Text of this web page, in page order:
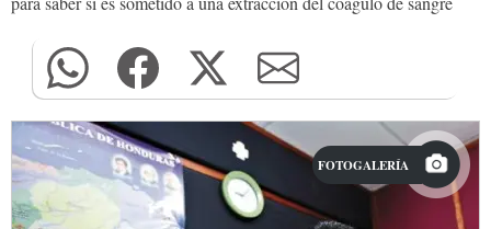
FOTOGALERÍA